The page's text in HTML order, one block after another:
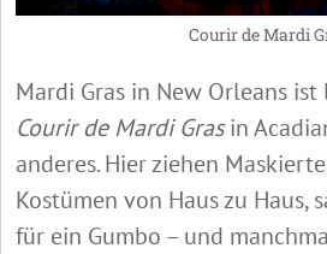
Courir de Mardi
Mardi Gras in New Orleans
Courir de Mardi Grasin
anderes. Hier ziehen
Kostümen von Haus zu Haus,
für ein Gumbo – und